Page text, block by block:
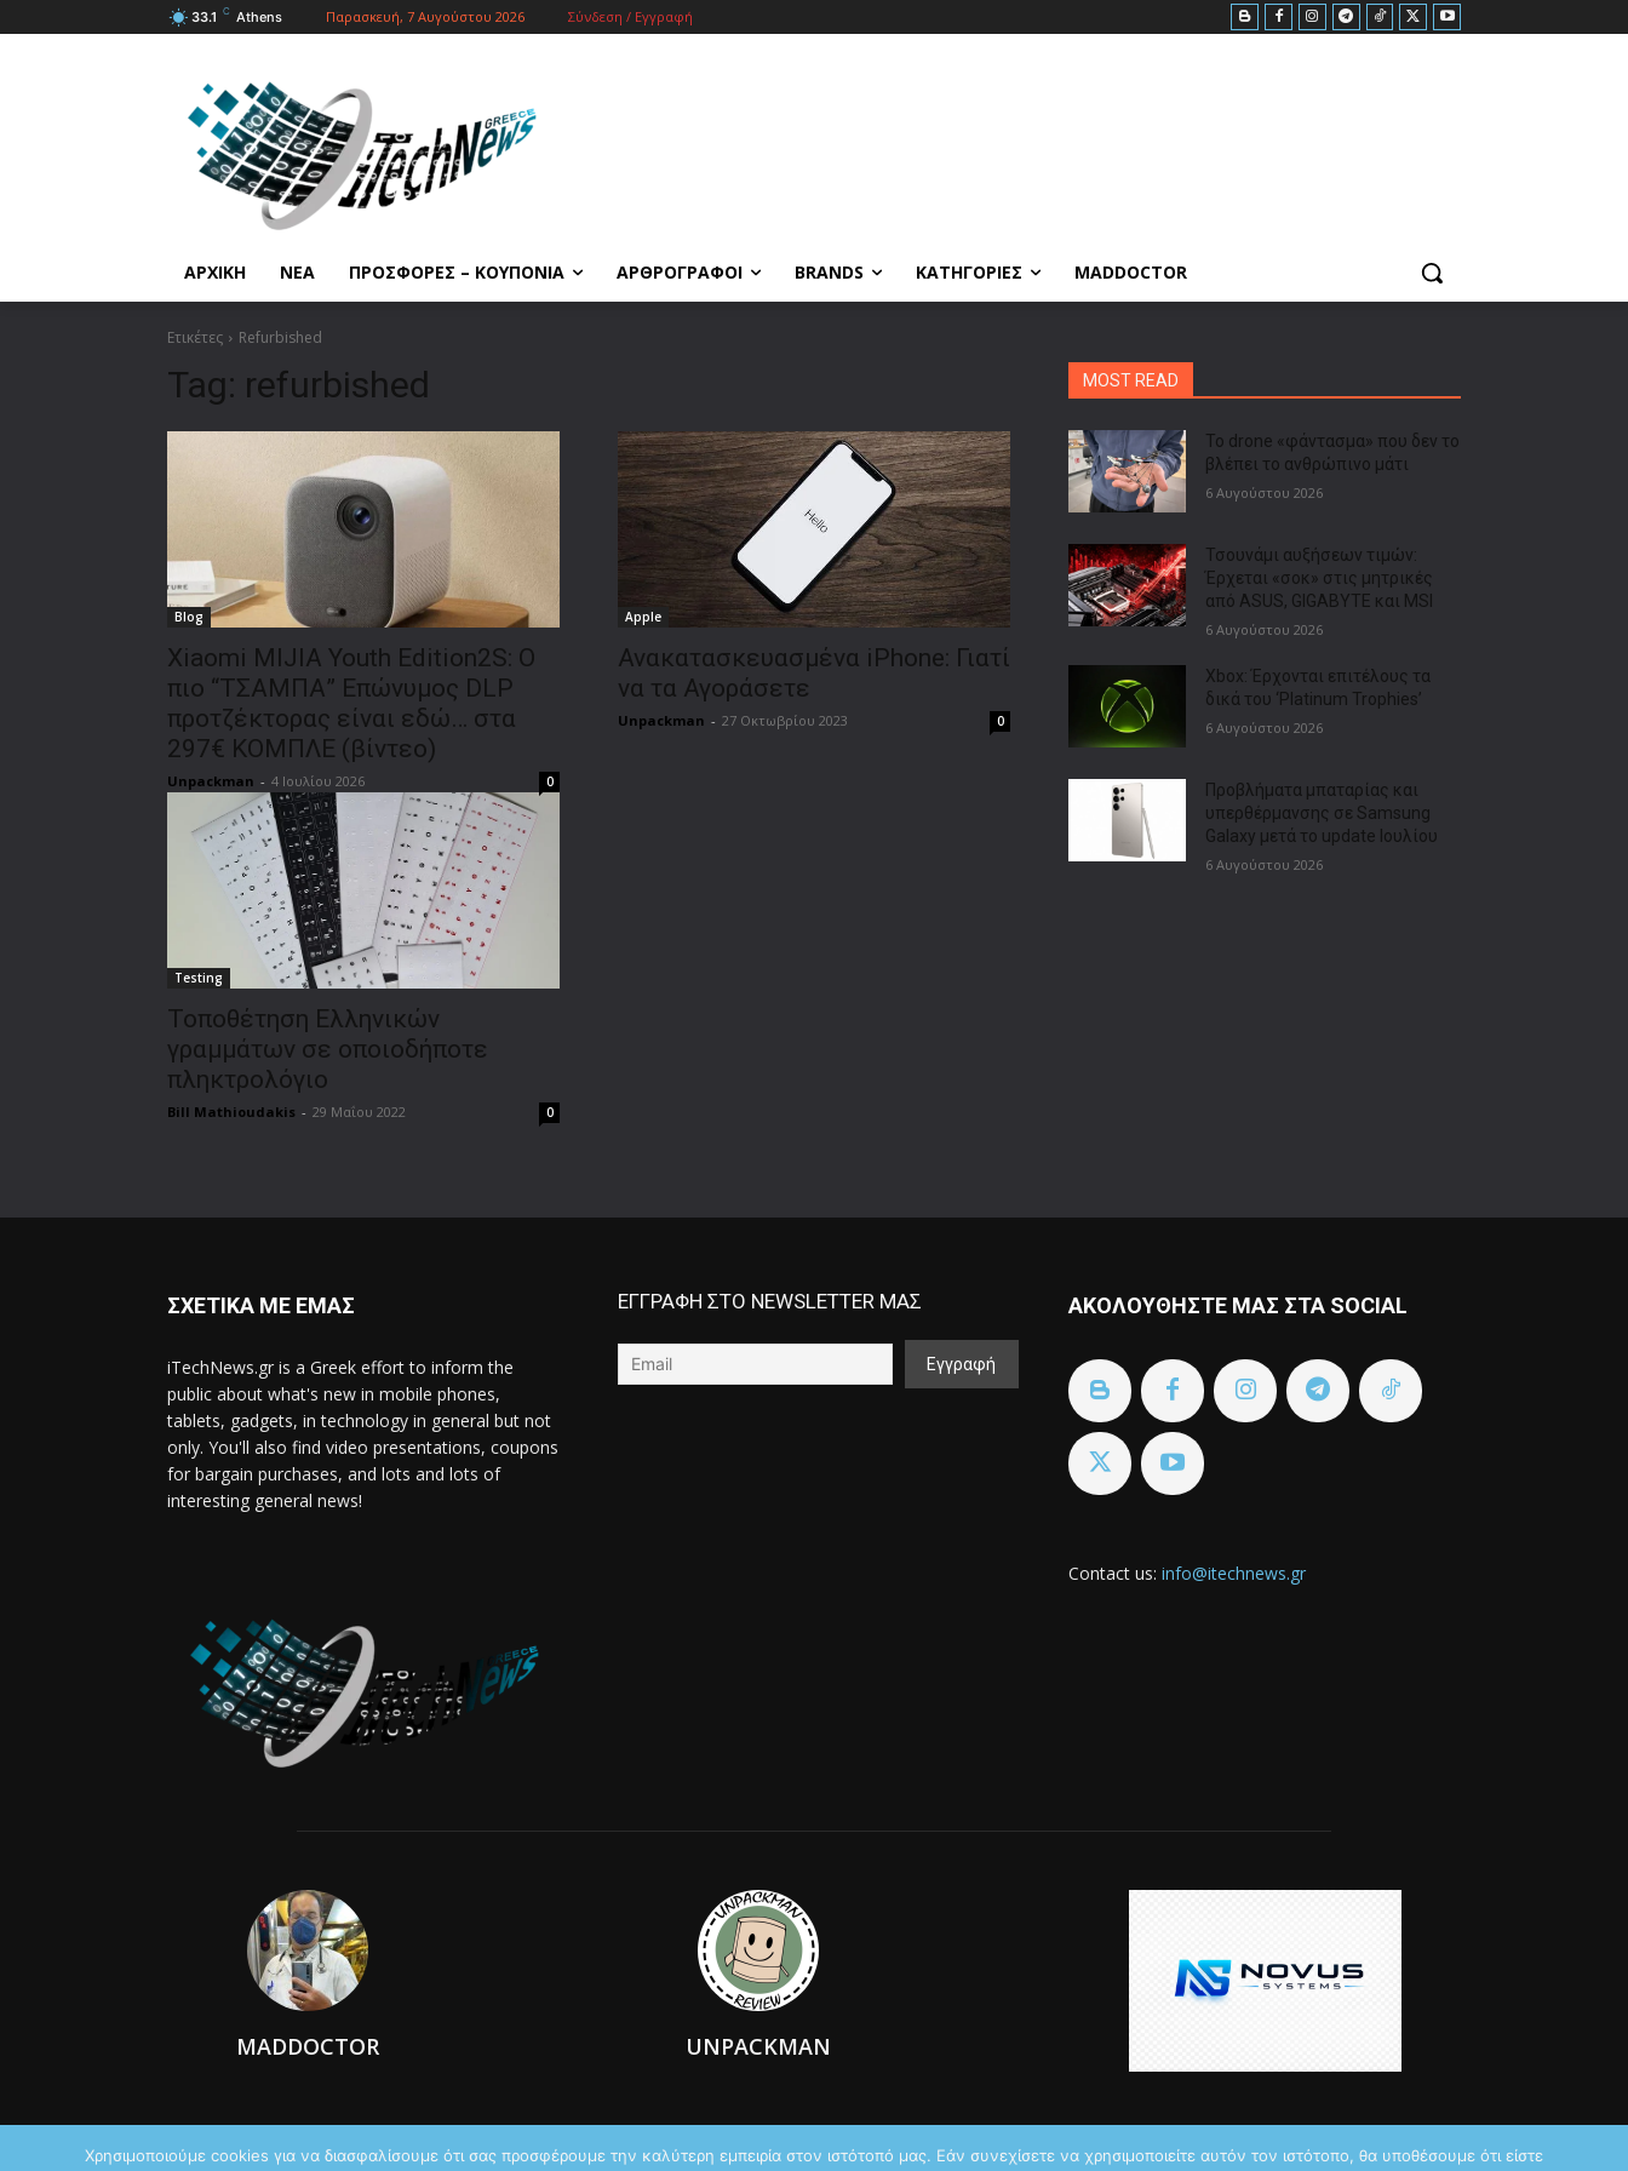
33.1 C Athens Παρασκευή, 7 Αυγούστου 2026 Σύνδεση / Εγγραφή
ΑΡΧΙΚΗ ΝΕΑ ΠΡΟΣΦΟΡΕΣ – ΚΟΥΠΟΝΙΑ ΑΡΘΡΟΓΡΑΦΟΙ BRANDS ΚΑΤΗΓΟΡΙΕΣ MADDOCTOR
Ετικέτες Refurbished
Tag: refurbished
Blog
Xiaomi MIJIA Youth Edition2S: Ο
πιο “ΤΣΑΜΠΑ” Επώνυμος DLP
προτζέκτορας είναι εδώ… στα
297€ ΚΟΜΠΛΕ (βίντεο)
Unpackman - 4 Ιουλίου 2026 0
Apple
Ανακατασκευασμένα iPhone: Γιατί
να τα Αγοράσετε
Unpackman - 27 Οκτωβρίου 2023 0
Testing
Τοποθέτηση Ελληνικών
γραμμάτων σε οποιοδήποτε
πληκτρολόγιο
Bill Mathioudakis - 29 Μαΐου 2022 0
MOST READ
Το drone «φάντασμα» που δεν το
βλέπει το ανθρώπινο μάτι
6 Αυγούστου 2026
Τσουνάμι αυξήσεων τιμών:
Έρχεται «σοκ» στις μητρικές
από ASUS, GIGABYTE και MSI
6 Αυγούστου 2026
Xbox: Έρχονται επιτέλους τα
δικά του ‘Platinum Trophies’
6 Αυγούστου 2026
Προβλήματα μπαταρίας και
υπερθέρμανσης σε Samsung
Galaxy μετά το update Ιουλίου
6 Αυγούστου 2026
ΣΧΕΤΙΚΑ ΜΕ ΕΜΑΣ
iTechNews.gr is a Greek effort to inform the
public about what's new in mobile phones,
tablets, gadgets, in technology in general but not
only. You'll also find video presentations, coupons
for bargain purchases, and lots and lots of
interesting general news!
ΕΓΓΡΑΦΗ ΣΤΟ NEWSLETTER ΜΑΣ ΑΚΟΛΟΥΘΗΣΤΕ ΜΑΣ ΣΤΑ SOCIAL
Contact us: info@itechnews.gr
MADDOCTOR UNPACKMAN
Χρησιμοποιούμε cookies για να διασφαλίσουμε ότι σας προσφέρουμε την καλύτερη εμπειρία στον ιστότοπό μας. Εάν συνεχίσετε να χρησιμοποιείτε αυτόν τον ιστότοπο, θα υποθέσουμε ότι είστε